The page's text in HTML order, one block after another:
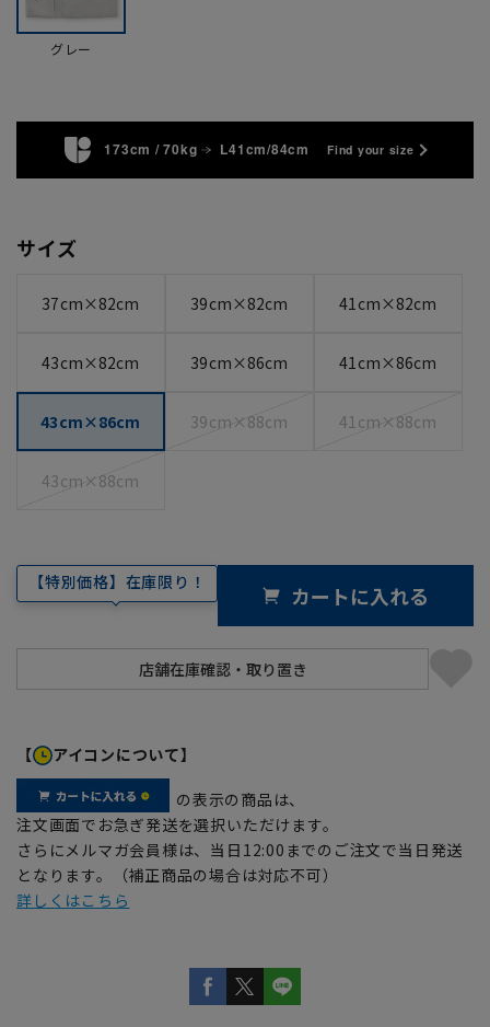
グレー
173cm / 70kg L41cm/84cm Find your size
サイズ
37cm×82cm 39cm×82cm 41cm×82cm
43cm×82cm 39cm×86cm 41cm×86cm
43cm×86cm 39cm×88cm 41cm×88cm
43cm×88cm
【特別価格】在庫限り！ カートに入れる
【 アイコンについて】
の表示の商品は、
注文画面でお急ぎ発送を選択いただけます。
さらにメルマガ会員様は、当日12:00までのご注文で当日発送
となります。（補正商品の場合は対応不可）
詳しくはこちら